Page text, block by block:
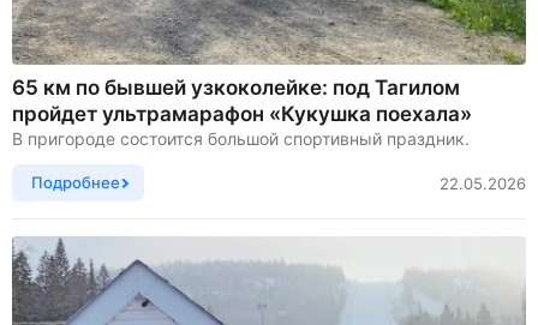
65 км по бывшей узкоколейке: под Тагилом
пройдет ультрамарафон «Кукушка поехала»
В пригороде состоится большой спортивный праздник.
Подробнее 22.05.2026